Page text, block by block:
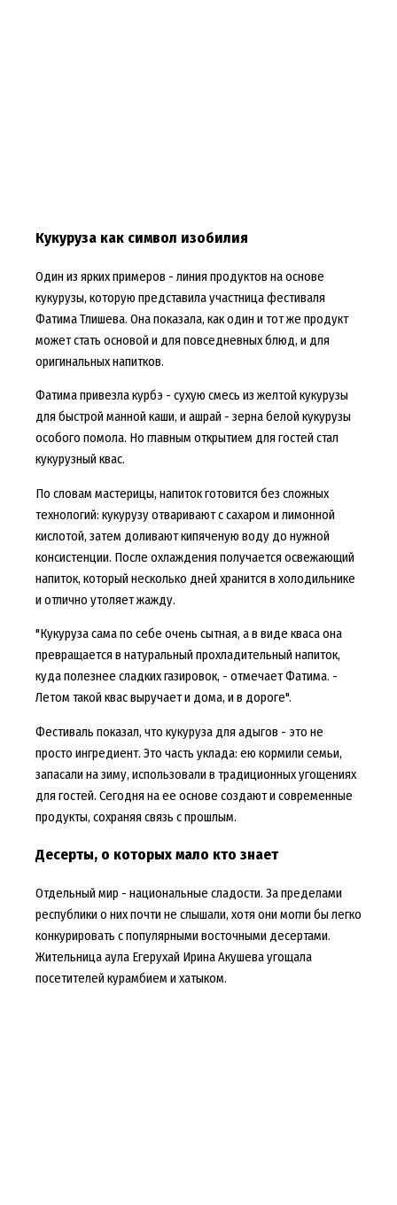
Кукуруза как символ изобилия
Один из ярких примеров - линия продуктов на основе
кукурузы, которую представила участница фестиваля
Фатима Тлишева. Она показала, как один и тот же продукт
может стать основой и для повседневных блюд, и для
оригинальных напитков.
Фатима привезла курбэ - сухую смесь из желтой кукурузы
для быстрой манной каши, и ашрай - зерна белой кукурузы
особого помола. Но главным открытием для гостей стал
кукурузный квас.
По словам мастерицы, напиток готовится без сложных
технологий: кукурузу отваривают с сахаром и лимонной
кислотой, затем доливают кипяченую воду до нужной
консистенции. После охлаждения получается освежающий
напиток, который несколько дней хранится в холодильнике
и отлично утоляет жажду.
"Кукуруза сама по себе очень сытная, а в виде кваса она
превращается в натуральный прохладительный напиток,
куда полезнее сладких газировок, - отмечает Фатима. -
Летом такой квас выручает и дома, и в дороге".
Фестиваль показал, что кукуруза для адыгов - это не
просто ингредиент. Это часть уклада: ею кормили семьи,
запасали на зиму, использовали в традиционных угощениях
для гостей. Сегодня на ее основе создают и современные
продукты, сохраняя связь с прошлым.
Десерты, о которых мало кто знает
Отдельный мир - национальные сладости. За пределами
республики о них почти не слышали, хотя они могли бы легко
конкурировать с популярными восточными десертами.
Жительница аула Егерухай Ирина Акушева угощала
посетителей курамбием и хатыком.